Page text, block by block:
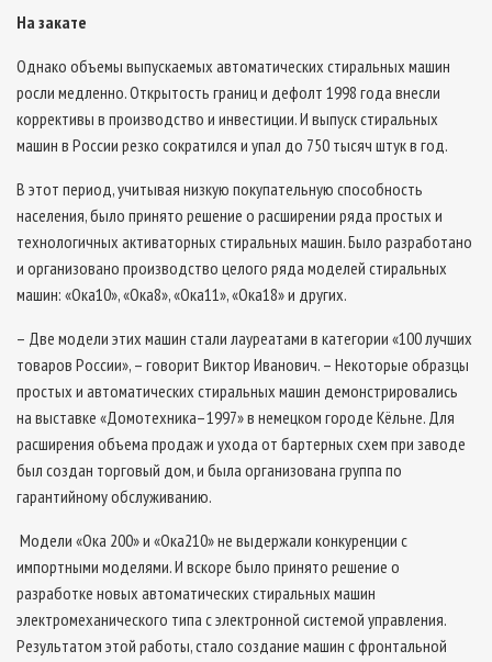
На закате
Однако объемы выпускаемых автоматических стиральных машин
росли медленно. Открытость границ и дефолт 1998 года внесли
коррективы в производство и инвестиции. И выпуск стиральных
машин в России резко сократился и упал до 750 тысяч штук в год.
В этот период, учитывая низкую покупательную способность
населения, было принято решение о расширении ряда простых и
технологичных активаторных стиральных машин. Было разработано
и организовано производство целого ряда моделей стиральных
машин: «Ока­10», «Ока­8», «Ока­11», «Ока­18» и других.
– Две модели этих машин стали лауреатами в категории «100 лучших
товаров России», – говорит Виктор Иванович. – Некоторые образцы
простых и автоматических стиральных машин демонстрировались
на выставке «Домотехника–1997» в немецком городе Кёльне. Для
расширения объема продаж и ухода от бартерных схем при заводе
был создан торговый дом, и была организована группа по
гарантийному обслуживанию.
Модели «Ока ­200» и «Ока­210» не выдержали конкуренции с
импортными моделями. И вскоре было принято решение о
разработке новых автоматических стиральных машин
электромеханического типа с электронной системой управления.
Результатом этой работы, стало создание машин с фронтальной